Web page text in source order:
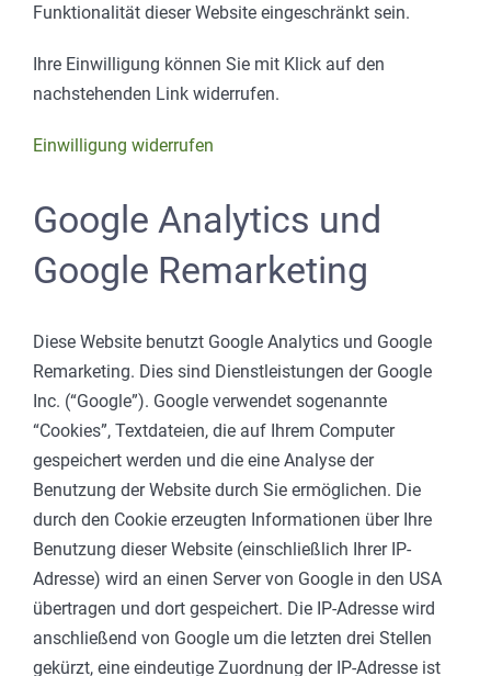
Funktionalität dieser Website eingeschränkt sein.
Ihre Einwilligung können Sie mit Klick auf den
nachstehenden Link widerrufen.
Einwilligung widerrufen
Google Analytics und
Google Remarketing
Diese Website benutzt Google Analytics und Google
Remarketing. Dies sind Dienstleistungen der Google
Inc. (“Google”). Google verwendet sogenannte
“Cookies”, Textdateien, die auf Ihrem Computer
gespeichert werden und die eine Analyse der
Benutzung der Website durch Sie ermöglichen. Die
durch den Cookie erzeugten Informationen über Ihre
Benutzung dieser Website (einschließlich Ihrer IP-
Adresse) wird an einen Server von Google in den USA
übertragen und dort gespeichert. Die IP-Adresse wird
anschließend von Google um die letzten drei Stellen
gekürzt, eine eindeutige Zuordnung der IP-Adresse ist